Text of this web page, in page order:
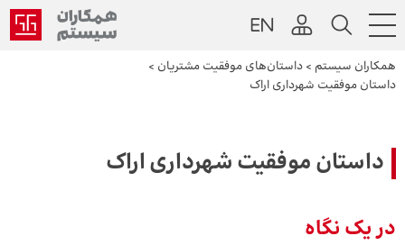
همکاران سیستم > داستان‌های موفقیت مشتریان >
داستان موفقیت شهرداری اراک
داستان موفقیت شهرداری اراک
در یک نگاه